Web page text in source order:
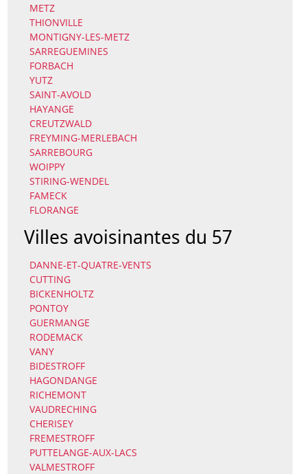
METZ
THIONVILLE
MONTIGNY-LES-METZ
SARREGUEMINES
FORBACH
YUTZ
SAINT-AVOLD
HAYANGE
CREUTZWALD
FREYMING-MERLEBACH
SARREBOURG
WOIPPY
STIRING-WENDEL
FAMECK
FLORANGE
Villes avoisinantes du 57
DANNE-ET-QUATRE-VENTS
CUTTING
BICKENHOLTZ
PONTOY
GUERMANGE
RODEMACK
VANY
BIDESTROFF
HAGONDANGE
RICHEMONT
VAUDRECHING
CHERISEY
FREMESTROFF
PUTTELANGE-AUX-LACS
VALMESTROFF